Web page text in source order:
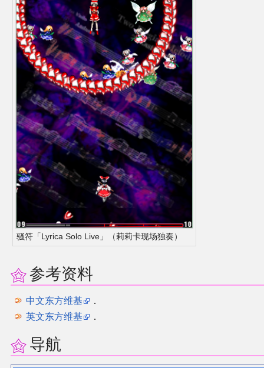
骚符「Lyrica Solo Live」（莉莉卡现场独奏）
参考资料
中文东方维基
．
英文东方维基
．
导航